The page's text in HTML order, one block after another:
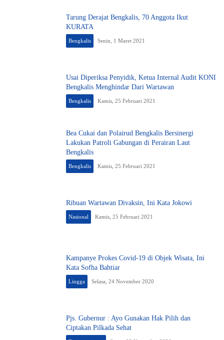
Tarung Derajat Bengkalis, 70 Anggota Ikut
KURATA
Bengkalis Senin, 1 Maret 2021
Usai Diperiksa Penyidik, Ketua Internal Audit KONI
Bengkalis Menghindar Dari Wartawan
Bengkalis Kamis, 25 Februari 2021
Bea Cukai dan Polairud Bengkalis Bersinergi
Lakukan Patroli Gabungan di Perairan Laut
Bengkalis
Bengkalis Kamis, 25 Februari 2021
Ribuan Wartawan Divaksin, Ini Kata Jokowi
Nasional Kamis, 25 Februari 2021
Kampanye Prokes Covid-19 di Objek Wisata, Ini
Kata Sofha Bahtiar
Lingga Selasa, 24 November 2020
Pjs. Gubernur : Ayo Gunakan Hak Pilih dan
Ciptakan Pilkada Sehat